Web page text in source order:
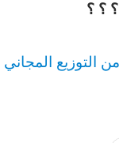
؟ ؟ ؟
التوزيع المجاني